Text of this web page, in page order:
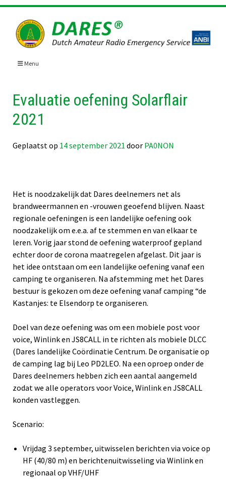
Skip
content
Menu
Evaluatie oefening Solarflair
2021
Geplaatst op 14 september 2021 door PA0NON
Het is noodzakelijk dat Dares deelnemers net als
brandweermannen en -vrouwen geoefend blijven. Naast
regionale oefeningen is een landelijke oefening ook
noodzakelijk om e.e.a. af te stemmen en van elkaar te
leren. Vorig jaar stond de oefening waterproof gepland
echter door de corona maatregelen afgelast. Dit jaar is
het idee ontstaan om een landelijke oefening vanaf een
camping te organiseren. Na afstemming met het Dares
bestuur is gekozen om deze oefening vanaf camping “de
Kastanjes: te Elsendorp te organiseren.
Doel van deze oefening was om een mobiele post voor
voice, Winlink en JS8CALL in te richten als mobiele DLCC
(Dares landelijke Coördinatie Centrum. De organisatie op
de camping lag bij Leo PD2LEO. Na een oproep onder de
Dares deelnemers hebben zich een aantal aangemeld
zodat we alle operators voor Voice, Winlink en JS8CALL
konden vastleggen.
Scenario:
Vrijdag 3 september, uitwisselen berichten via voice op
HF (40/80 m) en berichtenuitwisseling via Winlink en
regionaal op VHF/UHF